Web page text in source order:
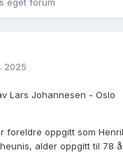
eget forum
2025
Lars Johannesen - Oslo
foreldre oppgitt som
alder oppgitt til 78